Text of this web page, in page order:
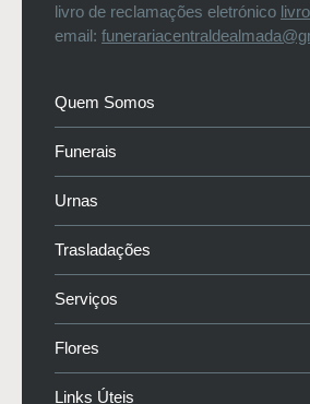
livro de reclamações eletrónico
email:
Quem Somos
Funerais
Urnas
Trasladações
Serviços
Flores
Links Úteis